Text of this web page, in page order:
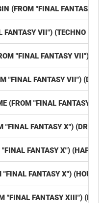
(FROM "FINAL FANTASY
FANTASY VII") (TECHNO
"FINAL FANTASY VII")
"FINAL FANTASY VII")
(FROM "FINAL FANTASY
"FINAL FANTASY X") (DRUM
"FINAL FANTASY X") (HAPPY
"FINAL FANTASY X") (HOUSE
"FINAL FANTASY XIII")